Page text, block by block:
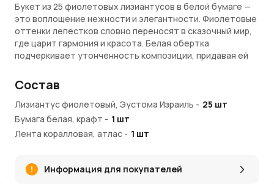
Букет из 25 фиолетовых лизиантусов в белой бумаге —
это воплощение нежности и элегантности. Фиолетовые
оттенки лепестков словно переносят в сказочный мир,
где царит гармония и красота. Белая обертка
подчеркивает утонченность композиции, придавая ей
Преимущества букета
Романтичность: Фиолетовые лизиантусы
символизируют глубокие чувства, что делает букет
идеальным подарком для любимого человека.
волшебной чистоты.
Состав
Лизиантус фиолетовый, Эустома Израиль - 25 шт
Бумага белая, крафт - 1 шт
Лента коралловая, атлас - 1 шт
Информация для покупателей